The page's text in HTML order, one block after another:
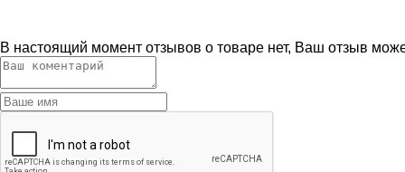
В настоящий момент отзывов о товаре нет, Ваш отзыв